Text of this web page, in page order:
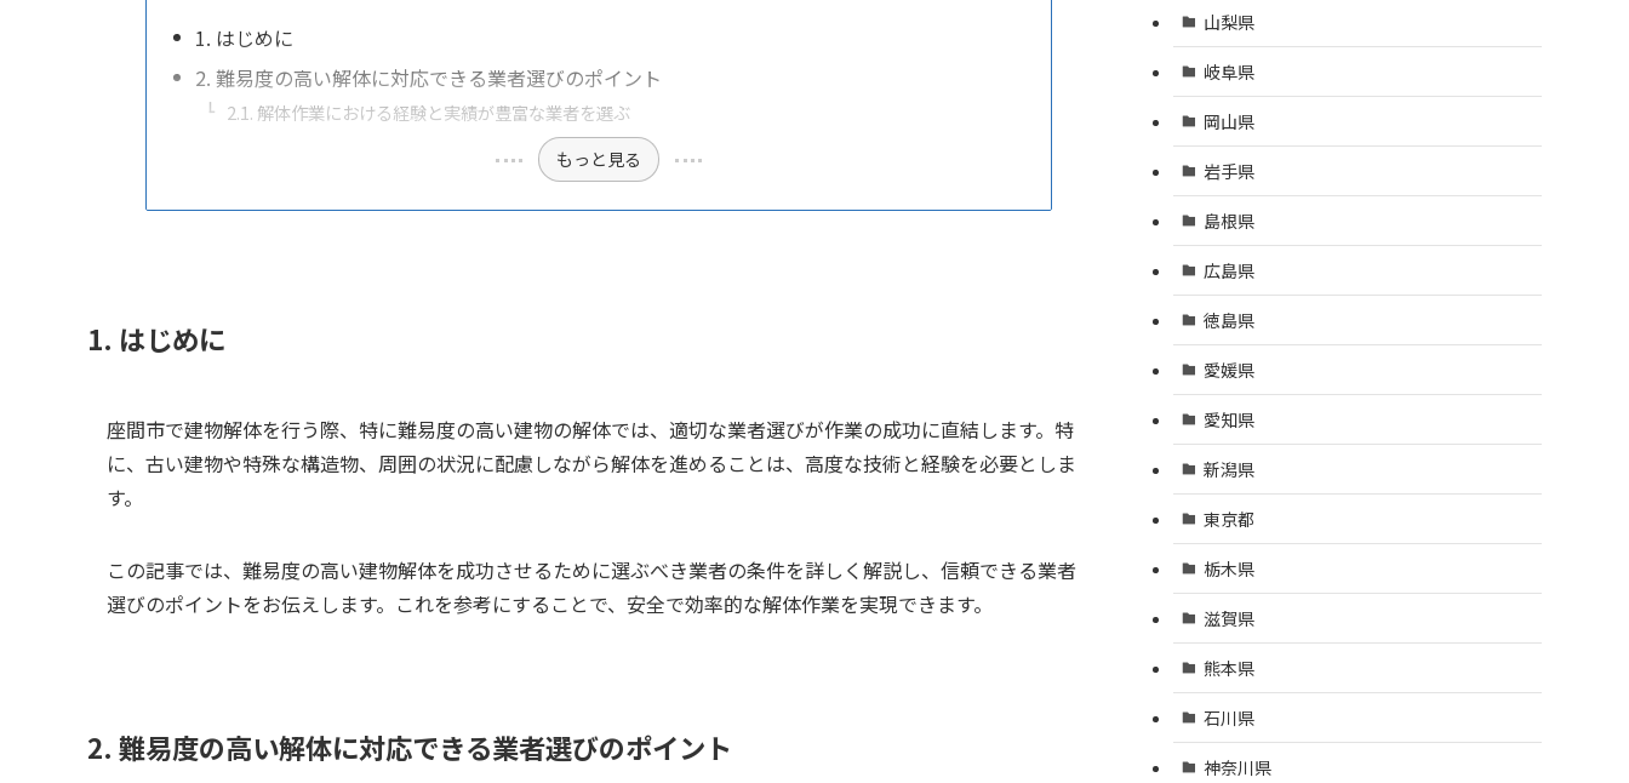
1. はじめに
2. 難易度の高い解体に対応できる業者選びのポイント
2.1. 解体作業における経験と実績が豊富な業者を選ぶ
もっと見る
1. はじめに
座間市で建物解体を行う際、特に難易度の高い建物の解体では、適切な業者選びが作業の成功に直結します。特
に、古い建物や特殊な構造物、周囲の状況に配慮しながら解体を進めることは、高度な技術と経験を必要としま
す。
この記事では、難易度の高い建物解体を成功させるために選ぶべき業者の条件を詳しく解説し、信頼できる業者
選びのポイントをお伝えします。これを参考にすることで、安全で効率的な解体作業を実現できます。
2. 難易度の高い解体に対応できる業者選びのポイント
山梨県
岐阜県
岡山県
岩手県
島根県
広島県
徳島県
愛媛県
愛知県
新潟県
東京都
栃木県
滋賀県
熊本県
石川県
神奈川県